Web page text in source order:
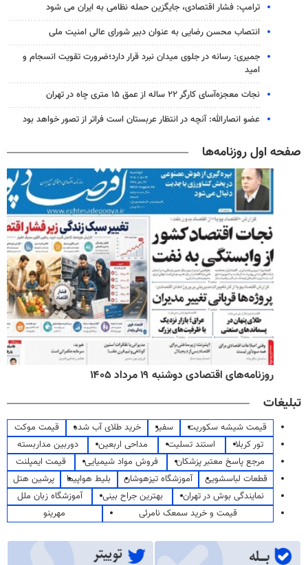
ترامپ: فشار اقتصادی، جایگزین حمله نظامی به ایران می شود
انتصاب محسن رضایی به عنوان دبیر شورای عالی امنیت ملی
جمیری: رسانه‌ در جلوی میدان نبرد قرار دارد؛ضرورت تقویت انسجام و
امید
نجات معجزه‌آسای کارگر ۲۲ ساله از عمق ۱۵ متری چاه در تهران
عضو انصارالله: آنچه در انتظار عربستان است فراتر از تصور خواهد بود
صفحه اول روزنامه‌ها
روزنامه‌های اقتصادی دوشنبه ۱۹ مرداد ۱۴۰۵
تبلیغات
قیمت شیشه سکوریت سفیر خرید طلای آب شده
قیمت موکت
تور کربلا
استند تسلیت مداحی اربعین
دوربین مداربسته
مرجع پاسخ معتبر پزشکان
فروش مواد شیمیایی
قیمت ایمپلنت
قطعات لباسشویی
آموزشگاه تیزهوشان بلیط هواپیما
پرشین هتل
نمایندگی بوش در تهران
بهترین جراح بینی
آموزشگاه زبان ملل
قیمت و خرید سمعک نامرئی
مهرینو